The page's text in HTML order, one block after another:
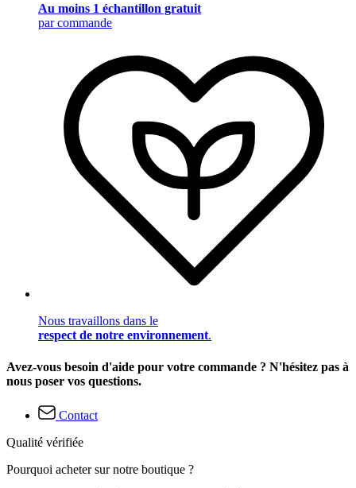
Au moins 1 échantillon gratuit
par commande
Nous travaillons dans le
respect de notre environnement.
Avez-vous besoin d'aide pour votre commande ? N'hésitez pas à
nous poser vos questions.
Contact
Qualité vérifiée
Pourquoi acheter sur notre boutique ?